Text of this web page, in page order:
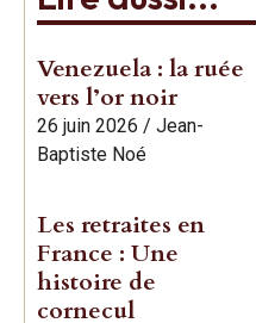
Venezuela : la ruée
vers l’or noir
26 juin 2026 / Jean-
Baptiste Noé
Les retraites en
France : Une
histoire de
cornecul